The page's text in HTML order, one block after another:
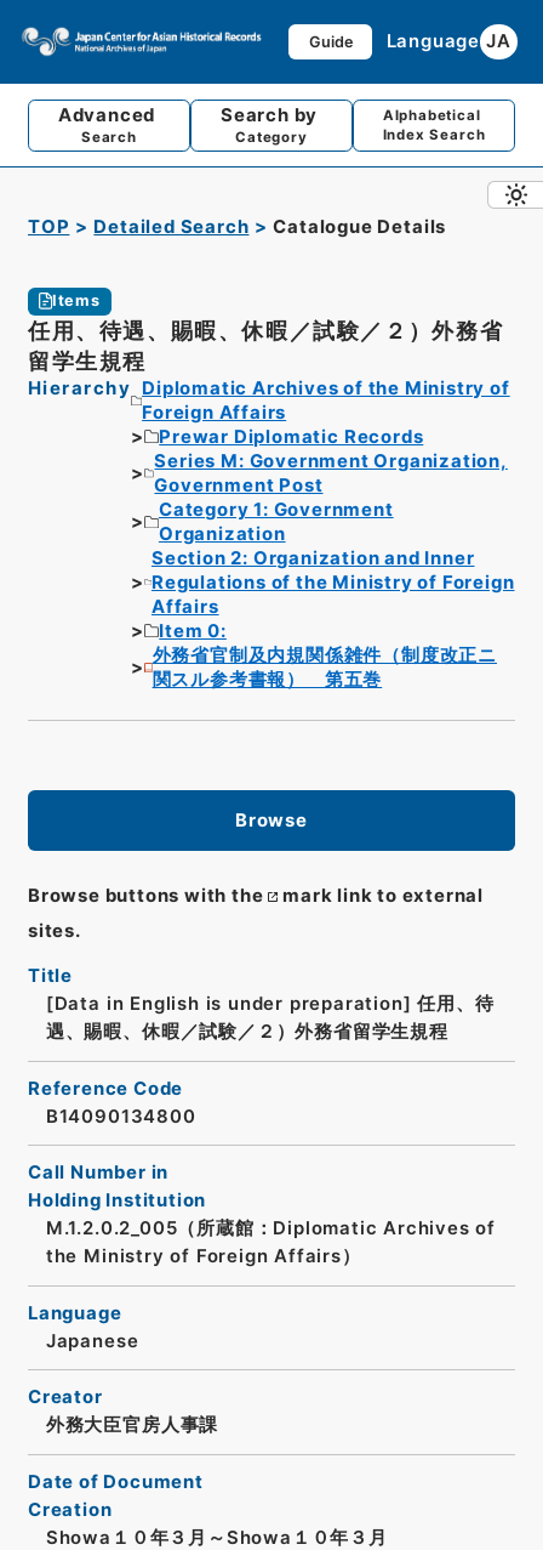
Guide Language JA
Advanced
Search
Search by
Category
Alphabetical
Index Search
TOP Detailed Search Catalogue Details
Items
任用、待遇、賜暇、休暇／試験／２）外務省
留学生規程
Hierarchy
Diplomatic Archives of the Ministry of
Foreign Affairs
Prewar Diplomatic Records
Series M: Government Organization,
Government Post
Category 1: Government
Organization
Section 2: Organization and Inner
Regulations of the Ministry of Foreign
Affairs
Item 0:
外務省官制及内規関係雑件（制度改正ニ
関スル参考書報） 第五巻
Browse
Browse buttons with the
mark link to external
sites.
Title
[Data in English is under preparation] 任用、待
遇、賜暇、休暇／試験／２）外務省留学生規程
Reference Code
B14090134800
Call Number in
Holding Institution
M.1.2.0.2_005（所蔵館：Diplomatic Archives of
the Ministry of Foreign Affairs）
Language
Japanese
Creator
外務大臣官房人事課
Date of Document
Creation
Showa１０年３月～Showa１０年３月